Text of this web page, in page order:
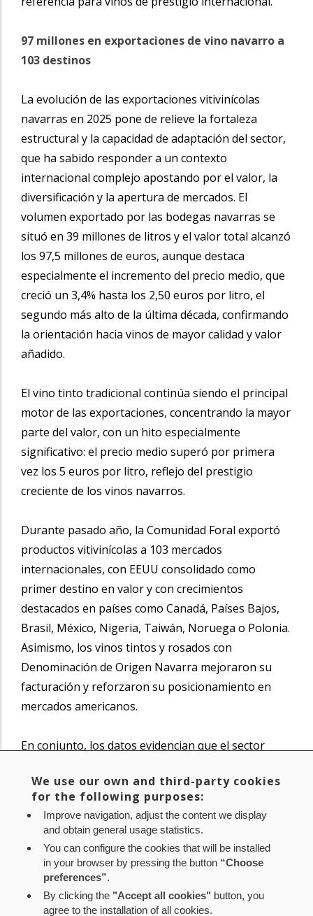
97 millones en exportaciones de vino navarro a
103 destinos
La evolución de las exportaciones vitivinícolas
navarras en 2025 pone de relieve la fortaleza
estructural y la capacidad de adaptación del sector,
que ha sabido responder a un contexto
internacional complejo apostando por el valor, la
diversificación y la apertura de mercados. El
volumen exportado por las bodegas navarras se
situó en 39 millones de litros y el valor total alcanzó
los 97,5 millones de euros, aunque destaca
especialmente el incremento del precio medio, que
creció un 3,4% hasta los 2,50 euros por litro, el
segundo más alto de la última década, confirmando
la orientación hacia vinos de mayor calidad y valor
añadido.
El vino tinto tradicional continúa siendo el principal
motor de las exportaciones, concentrando la mayor
parte del valor, con un hito especialmente
significativo: el precio medio superó por primera
vez los 5 euros por litro, reflejo del prestigio
creciente de los vinos navarros.
Durante pasado año, la Comunidad Foral exportó
productos vitivinícolas a 103 mercados
internacionales, con EEUU consolidado como
primer destino en valor y con crecimientos
destacados en países como Canadá, Países Bajos,
Brasil, México, Nigeria, Taiwán, Noruega o Polonia.
Asimismo, los vinos tintos y rosados con
Denominación de Origen Navarra mejoraron su
facturación y reforzaron su posicionamiento en
mercados americanos.
En conjunto, los datos evidencian que el sector
las nuevas condiciones comerciales internacionales,
superar retos como los aranceles y afianzar su
presencia en mercados estratégicos fuera de
Europa.
Noticia original de
We use our own and third-party cookies
for the following purposes:
Improve navigation, adjust the content we display
and obtain general usage statistics.
You can configure the cookies that will be installed
in your browser by pressing the button “Choose
preferences”.
By clicking the "Accept all cookies" button, you
agree to the installation of all cookies.